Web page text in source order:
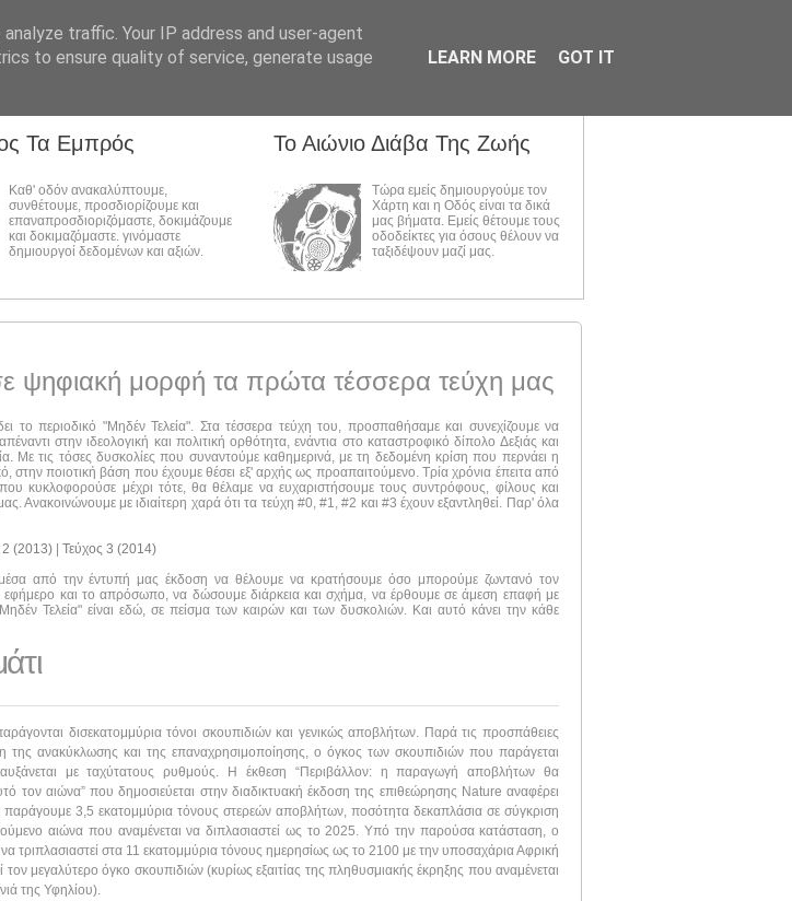
Τα Εμπρός
Καθ' οδόν ανακαλύπτουμε,
συνθέτουμε, προσδιορίζουμε και
επαναπροσδιοριζόμαστε, δοκιμάζουμε
και δοκιμαζόμαστε. γινόμαστε
δημιουργοί δεδομένων και αξιών.
Το Αιώνιο Διάβα Της Ζωής
Τώρα εμείς δημιουργούμε τον
Χάρτη και η Οδός είναι τα δικά
μας βήματα. Εμείς θέτουμε τους
οδοδείκτες για όσους θέλουν να
ταξιδέψουν μαζί μας.
ψηφιακή μορφή τα πρώτα τέσσερα τεύχη μας
το περιοδικό "Μηδέν Τελεία". Στα τέσσερα τεύχη του, προσπαθήσαμε και συνεχίζουμε να
στην ιδεολογική και πολιτική ορθότητα, ενάντια στο καταστροφικό δίπολο Δεξιάς και
Με τις τόσες δυσκολίες που συναντούμε καθημερινά, με τη δεδομένη κρίση που περνάει η
στην ποιοτική βάση που έχουμε θέσει εξ' αρχής ως προαπαιτούμενο. Τρία χρόνια έπειτα από
κυκλοφορούσε μέχρι τότε, θα θέλαμε να ευχαριστήσουμε τους συντρόφους, φίλους και
Ανακοινώνουμε με ιδιαίτερη χαρά ότι τα τεύχη #0, #1, #2 και #3 έχουν εξαντληθεί. Παρ' όλα
2 (2013) | Τεύχος 3 (2014)
από την έντυπή μας έκδοση να θέλουμε να κρατήσουμε όσο μπορούμε ζωντανό τον
εφήμερο και το απρόσωπο, να δώσουμε διάρκεια και σχήμα, να έρθουμε σε άμεση επαφή με
Τελεία" είναι εδώ, σε πείσμα των καιρών και των δυσκολιών. Και αυτό κάνει την κάθε
δισεκατομμύρια τόνοι σκουπιδιών και γενικώς αποβλήτων. Παρά τις προσπάθειες
της ανακύκλωσης και της επαναχρησιμοποίησης, ο όγκος των σκουπιδιών που παράγεται
με ταχύτατους ρυθμούς. Η έκθεση “Περιβάλλον: η παραγωγή αποβλήτων θα
τον αιώνα” που δημοσιεύεται στην διαδικτυακή έκδοση της επιθεώρησης Nature αναφέρει
παράγουμε 3,5 εκατομμύρια τόνους στερεών αποβλήτων, ποσότητα δεκαπλάσια σε σύγκριση
αιώνα που αναμένεται να διπλασιαστεί ως το 2025. Υπό την παρούσα κατάσταση, ο
τριπλασιαστεί στα 11 εκατομμύρια τόνους ημερησίως ως το 2100 με την υποσαχάρια Αφρική
τον μεγαλύτερο όγκο σκουπιδιών (κυρίως εξαιτίας της πληθυσμιακής έκρηξης που αναμένεται
της Υφηλίου).
traffic. Your IP address and user-agent
to ensure quality of service, generate usage
LEARN MORE GOT IT